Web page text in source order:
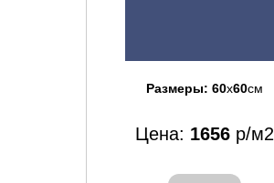
Размеры: 60x60см
Цена: 1656 р/м2